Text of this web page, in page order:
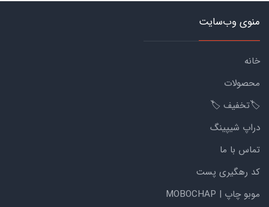
منوی وب‌سایت
خانه
محصولات
🏷️تخفیف 🏷️
دراپ شیپینگ
تماس با ما
کد رهگیری پست
موبو چاپ | MOBOCHAP